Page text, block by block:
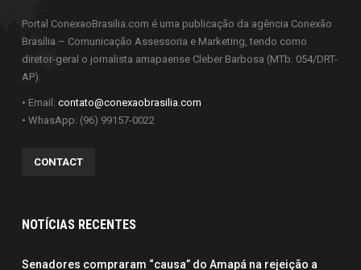
Portal ConexaoBrasilia.com é uma publicação da agência Conexão
Brasília – Comunicação Assessoria e Marketing, tendo como
diretor-geral o jornalista amapaense Cleber Barbosa (MTb. 054/DRT-
AP).
• Email: contato@conexaobrasilia.com
• WhasApp: (96) 99157-0022
CONTACT
NOTÍCIAS RECENTES
Senadores compraram “causa” do Amapá na rejeição a